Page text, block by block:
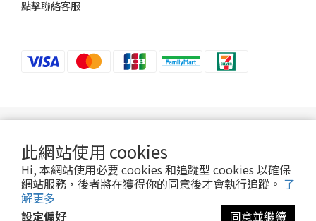
此網站使用 cookies
Hi, 本網站使用必要 cookies 和追蹤型 cookies 以確保
網站服務，後者將在獲得你的同意後才會執行追蹤。 了
解更多
設定偏好
同意並繼續
點擊聯絡客服
2024 ©Ani-Mall